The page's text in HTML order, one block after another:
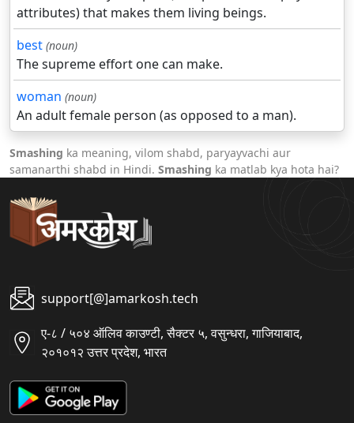
attributes) that makes them living beings.
best (noun)
The supreme effort one can make.
woman (noun)
An adult female person (as opposed to a man).
Smashing ka meaning, vilom shabd, paryayvachi aur
samanarthi shabd in Hindi. Smashing ka matlab kya hota hai?
support[@]amarkosh.tech
ए-८ / ५०४ ऑलिव काउण्टी, सैक्टर ५, वसुन्धरा, गाजियाबाद,
२०१०१२ उत्तर प्रदेश, भारत